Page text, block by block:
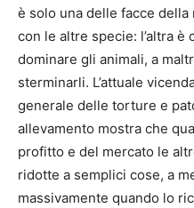
è solo una delle facce
con le altre specie: l’altra
dominare gli animali, a
sterminarli. L’attuale
generale delle torture e
allevamento mostra che
profitto e del mercato le
ridotte a semplici cose, a
massivamente quando lo